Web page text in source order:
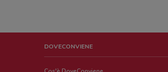
DOVECONVIENE